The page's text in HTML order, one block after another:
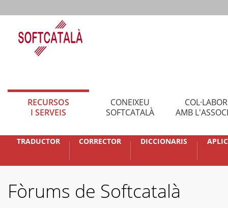
RECURSOS
I SERVEIS
CONEIXEU
SOFTCATALÀ
AMB
TRADUCTOR CORRECTOR DICCIONARIS
Fòrums de Softcatalà